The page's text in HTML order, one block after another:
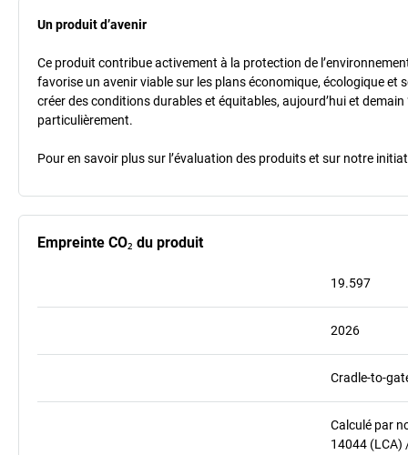
Un produit d’avenir
Ce produit contribue activement à la protection de
favorise un avenir viable sur les plans économique, écologique
créer des conditions durables et équitables, aujourd’hui et
particulièrement.
Pour en savoir plus sur l’évaluation des produits et sur notre
Empreinte CO₂ du produit
19.597
2026
Cradle-to-
Calculé par
14044 (LCA)